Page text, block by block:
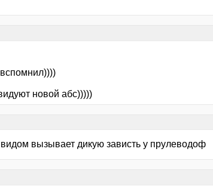
новой абс)))))
вызывает дикую зависть у прулеводоф